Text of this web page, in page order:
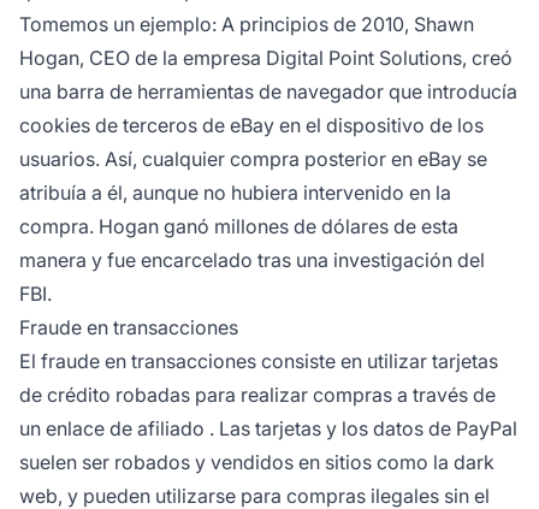
Tomemos un ejemplo: A principios de 2010, Shawn
Hogan, CEO de la empresa Digital Point Solutions, creó
una barra de herramientas de navegador que introducía
cookies de terceros de eBay en el dispositivo de los
usuarios. Así, cualquier compra posterior en eBay se
atribuía a él, aunque no hubiera intervenido en la
compra. Hogan ganó millones de dólares de esta
manera y fue encarcelado tras una investigación del
FBI.
Fraude en transacciones
El fraude en transacciones consiste en utilizar tarjetas
de crédito robadas para realizar compras a través de
un enlace de afiliado . Las tarjetas y los datos de PayPal
suelen ser robados y vendidos en sitios como la dark
web, y pueden utilizarse para compras ilegales sin el